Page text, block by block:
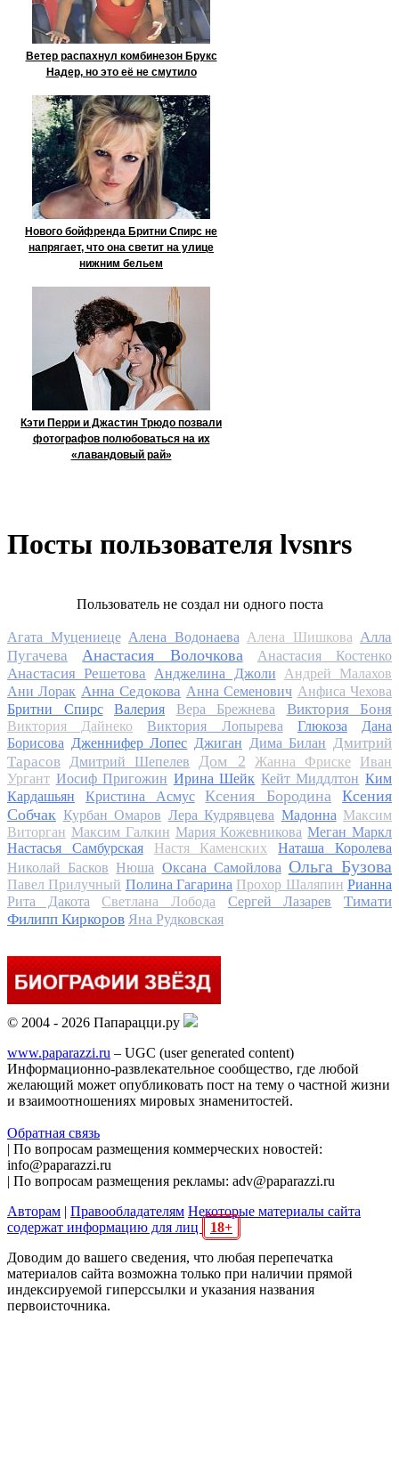
Ветер распахнул комбинезон Брукс
Надер, но это её не смутило
Нового бойфренда Бритни Спирс не
напрягает, что она светит на улице
нижним бельем
Кэти Перри и Джастин Трюдо позвали
фотографов полюбоваться на их
«лавандовый рай»
Посты пользователя lvsnrs
Пользователь не создал ни одного поста
Агата Муцениеце Алена Водонаева Алена Шишкова Алла
Пугачева
Анастасия Волочкова Анастасия Костенко
Анастасия Решетова Анджелина Джоли
Андрей Малахов
Ани Лорак Анна Седокова Анна Семенович Анфиса Чехова
Бритни Спирс
Валерия Вера Брежнева Виктория Боня
Виктория Дайнеко Виктория Лопырева Глюкоза
Дана
Борисова Дженнифер Лопес Джиган Дима Билан Дмитрий
Тарасов
Дмитрий Шепелев Дом 2 Жанна Фриске
Иван
Ургант Иосиф Пригожин Ирина Шейк Кейт Миддлтон Ким
Кардашьян
Кристина Асмус Ксения Бородина
Ксения
Собчак Курбан Омаров Лера Кудрявцева Мадонна Максим
Виторган Максим Галкин Мария Кожевникова Меган Маркл
Настасья Самбурская
Настя Каменских
Наташа Королева
Николай Басков Нюша Оксана Самойлова Ольга Бузова
Павел Прилучный Полина Гагарина Прохор Шаляпин Рианна
Рита Дакота
Светлана Лобода Сергей Лазарев
Тимати
Филипп Киркоров Яна Рудковская
© 2004 - 2026 Папарацци.ру
www.paparazzi.ru – UGC (user generated content)
Информационно-развлекательное сообщество, где любой
желающий может опубликовать пост на тему о частной жизни
и взаимоотношениях мировых знаменитостей.
Обратная связь
| По вопросам размещения коммерческих новостей:
info@paparazzi.ru
| По вопросам размещения рекламы: adv@paparazzi.ru
Авторам | Правообладателям Некоторые материалы сайта
содержат информацию для лиц
18+
Доводим до вашего сведения, что любая перепечатка
материалов сайта возможна только при наличии прямой
индексируемой гиперссылки и указания названия
первоисточника.